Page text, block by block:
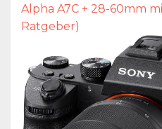
Alpha A7C + 28-60mm
Ratgeber)